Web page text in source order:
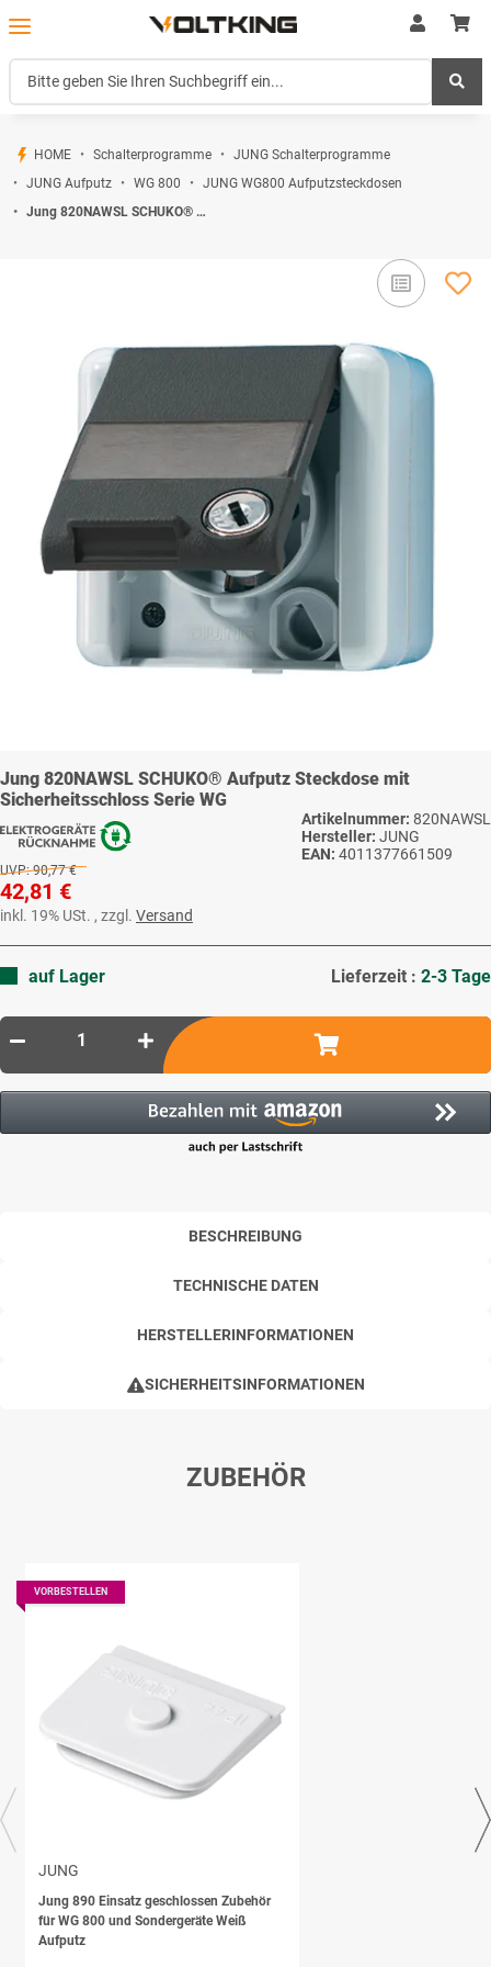
HOME Schalterprogramme
JUNG Schalterprogramme
JUNG Aufputz
WG 800
JUNG WG800 Aufputzsteckdosen
Jung 820NAWSL SCHUKO® Aufputz Steckdose mit Sicherheitsschloss Serie WG
Jung 820NAWSL SCHUKO® Aufputz Steckdose mit
Sicherheitsschloss Serie WG
Artikelnummer: 820NAWSL
Hersteller: JUNG
EAN: 4011377661509
UVP: 90,77 €
42,81 €
inkl. 19% USt. , zzgl. Versand
auf Lager Lieferzeit : 2-3 Tage
BESCHREIBUNG
TECHNISCHE DATEN
HERSTELLERINFORMATIONEN
SICHERHEITSINFORMATIONEN
ZUBEHÖR
VORBESTELLEN
JUNG
Jung 890 Einsatz geschlossen Zubehör
für WG 800 und Sondergeräte Weiß
Aufputz